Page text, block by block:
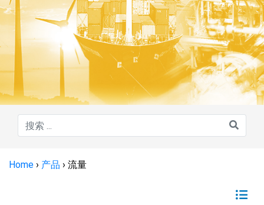
Home › 产品 › 流量